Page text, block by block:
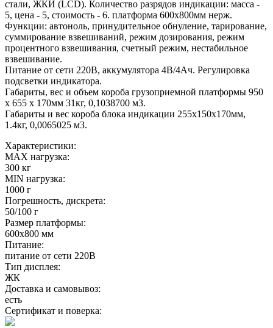
стали, ЖКИ (LCD). Количество разрядов индикации: масса -
5, цена - 5, стоимость - 6. платформа 600х800мм нерж.
Функции: автоноль, принудительное обнуление, тарирование,
суммирование взвешиваний, режим дозирования, режим
процентного взвешивания, счетный режим, нестабильное
взвешивание.
Питание от сети 220В, аккумулятора 4В/4Ач. Регулировка
подсветки индикатора.
Габариты, вес и объем короба грузоприемной платформы 950
х 655 х 170мм 31кг, 0,1038700 м3.
Габариты и вес короба блока индикации 255х150х170мм,
1.4кг, 0,0065025 м3.
Характеристики:
MAX нагрузка:
300 кг
MIN нагрузка:
1000 г
Погрешность, дискрета:
50/100 г
Размер платформы:
600х800 мм
Питание:
питание от сети 220В
Тип дисплея:
ЖК
Доставка и самовывоз:
есть
Сертификат и поверка: